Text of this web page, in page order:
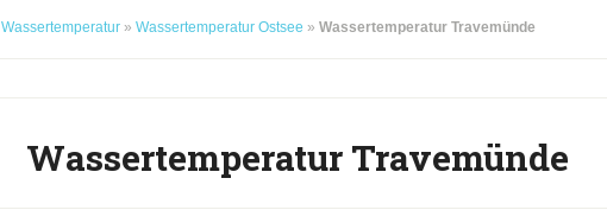
Wassertemperatur » Wassertemperatur Ostsee » Wassertemperatur Travemünde
Wassertemperatur Travemünde